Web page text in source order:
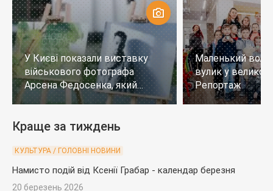
У Києві показали виставку
військового фотографа
Арсена Федосенка, який
загинув на війні
Маленький
вулик у
Репортаж
Краще за тиждень
КУЛЬТУРА / ГОЛОВНІ НОВИНИ
Намисто подій від Ксенії Грабар - календар березня
20 березень 2026